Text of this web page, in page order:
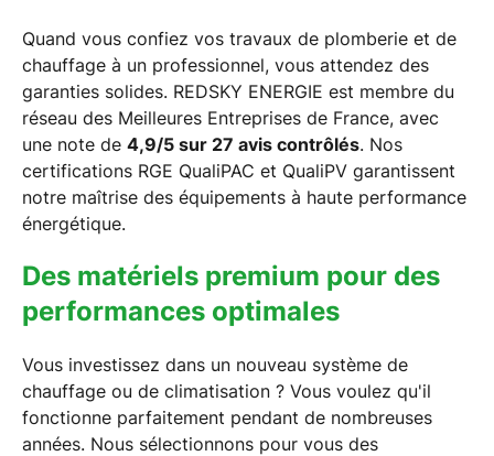
Quand vous confiez vos travaux de plomberie et de
chauffage à un professionnel, vous attendez des
garanties solides. REDSKY ENERGIE est membre du
réseau des Meilleures Entreprises de France, avec
une note de 4,9/5 sur 27 avis contrôlés. Nos
certifications RGE QualiPAC et QualiPV garantissent
notre maîtrise des équipements à haute performance
énergétique.
Des matériels premium pour des
performances optimales
Vous investissez dans un nouveau système de
chauffage ou de climatisation ? Vous voulez qu'il
fonctionne parfaitement pendant de nombreuses
années. Nous sélectionnons pour vous des